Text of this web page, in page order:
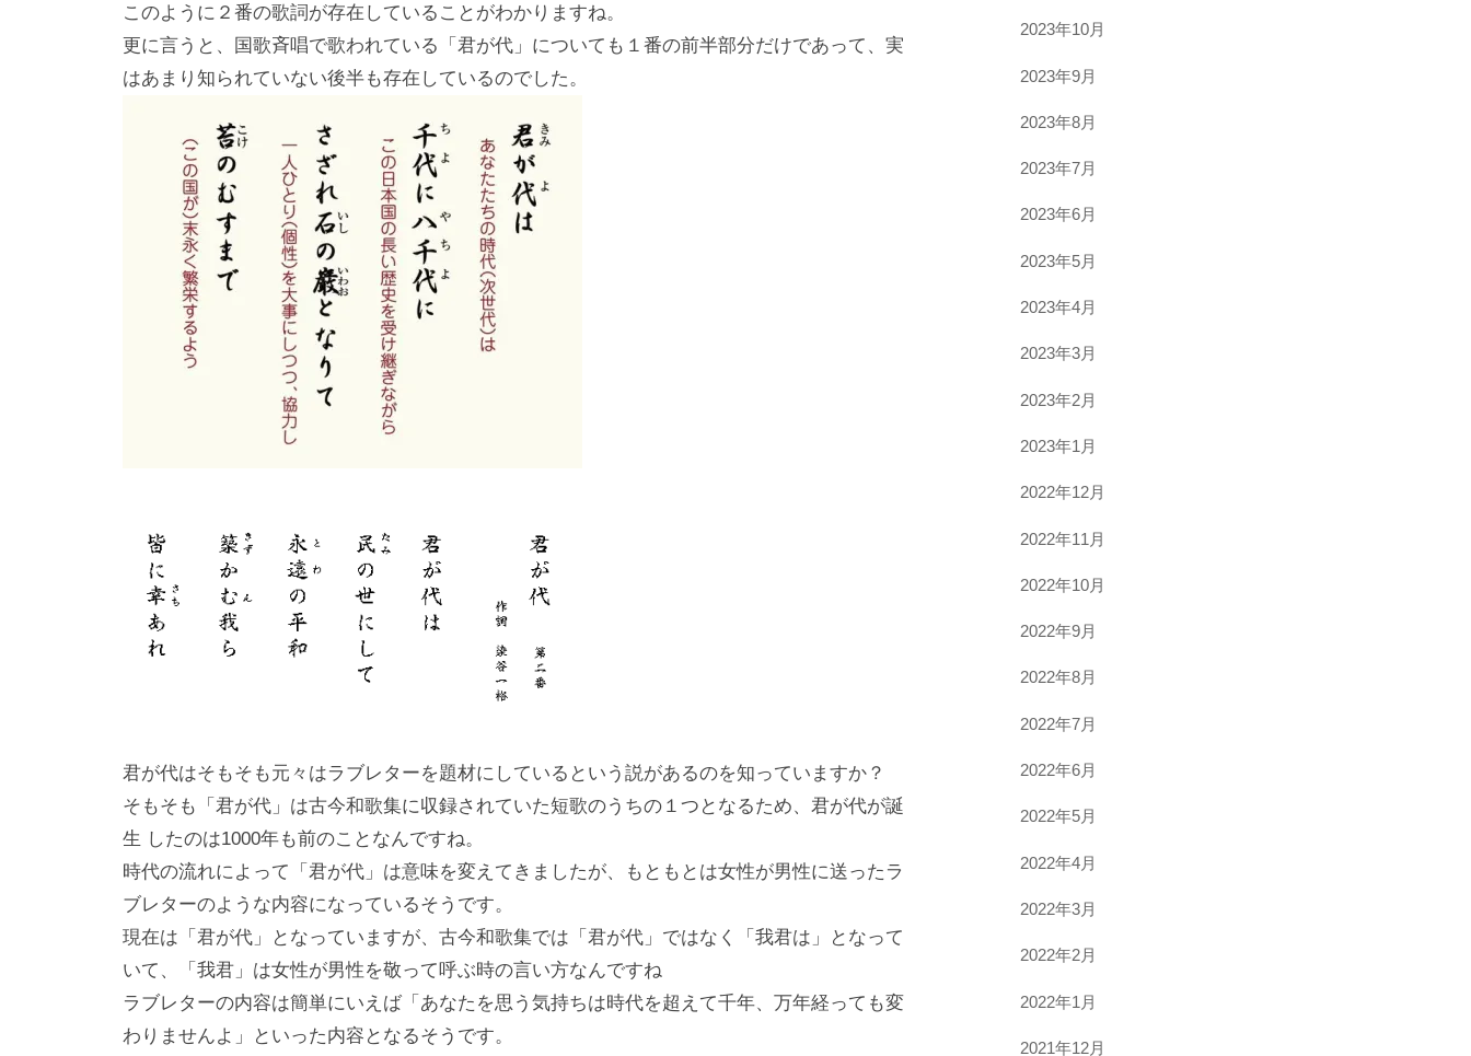
このように２番の歌詞が存在していることがわかりますね。
更に言うと、国歌斉唱で歌われている「君が代」についても１番の前半部分だけであって、実
はあまり知られていない後半も存在しているのでした。
君が代はそもそも元々はラブレターを題材にしているという説があるのを知っていますか？
そもそも「君が代」は古今和歌集に収録されていた短歌のうちの１つとなるため、君が代が誕
生 したのは1000年も前のことなんですね。
時代の流れによって「君が代」は意味を変えてきましたが、もともとは女性が男性に送ったラ
ブレターのような内容になっているそうです。
現在は「君が代」となっていますが、古今和歌集では「君が代」ではなく「我君は」となって
いて、「我君」は女性が男性を敬って呼ぶ時の言い方なんですね
ラブレターの内容は簡単にいえば「あなたを思う気持ちは時代を超えて千年、万年経っても変
わりませんよ」といった内容となるそうです。
2023年10月
2023年9月
2023年8月
2023年7月
2023年6月
2023年5月
2023年4月
2023年3月
2023年2月
2023年1月
2022年12月
2022年11月
2022年10月
2022年9月
2022年8月
2022年7月
2022年6月
2022年5月
2022年4月
2022年3月
2022年2月
2022年1月
2021年12月